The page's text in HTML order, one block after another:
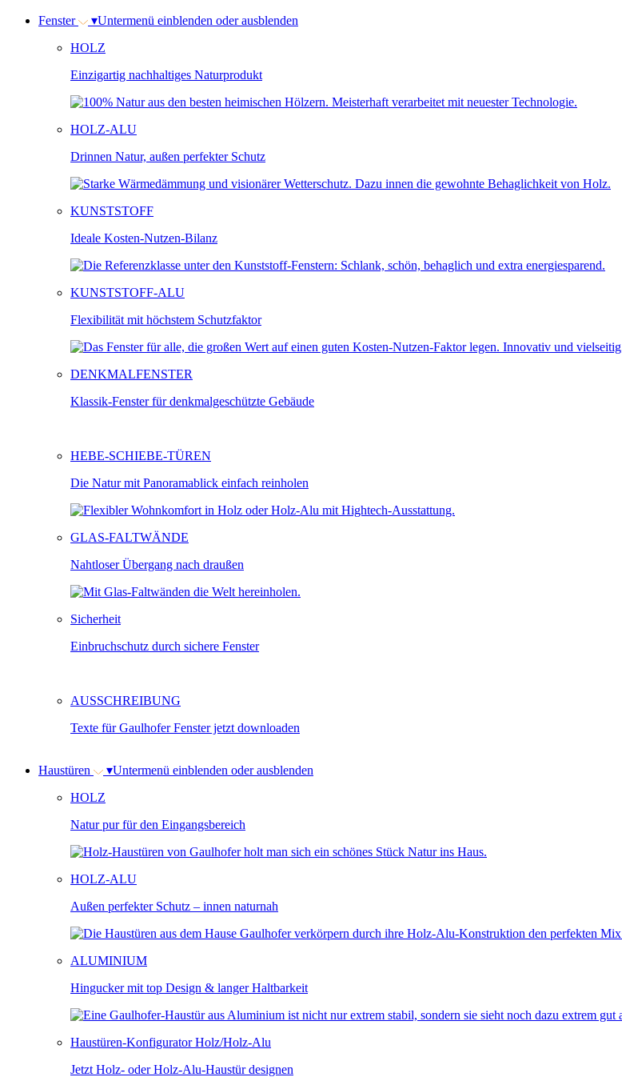
Fenster ▾Untermenü einblenden oder ausblenden
HOLZ
Einzigartig nachhaltiges Naturprodukt
HOLZ-ALU
Drinnen Natur, außen perfekter Schutz
KUNSTSTOFF
Ideale Kosten-Nutzen-Bilanz
KUNSTSTOFF-ALU
Flexibilität mit höchstem Schutzfaktor
DENKMALFENSTER
Klassik-Fenster für denkmalgeschützte Gebäude
HEBE-SCHIEBE-TÜREN
Die Natur mit Panoramablick einfach reinholen
GLAS-FALTWÄNDE
Nahtloser Übergang nach draußen
Sicherheit
Einbruchschutz durch sichere Fenster
AUSSCHREIBUNG
Texte für Gaulhofer Fenster jetzt downloaden
Haustüren ▾Untermenü einblenden oder ausblenden
HOLZ
Natur pur für den Eingangsbereich
HOLZ-ALU
Außen perfekter Schutz – innen naturnah
ALUMINIUM
Hingucker mit top Design & langer Haltbarkeit
Haustüren-Konfigurator Holz/Holz-Alu
Jetzt Holz- oder Holz-Alu-Haustür designen